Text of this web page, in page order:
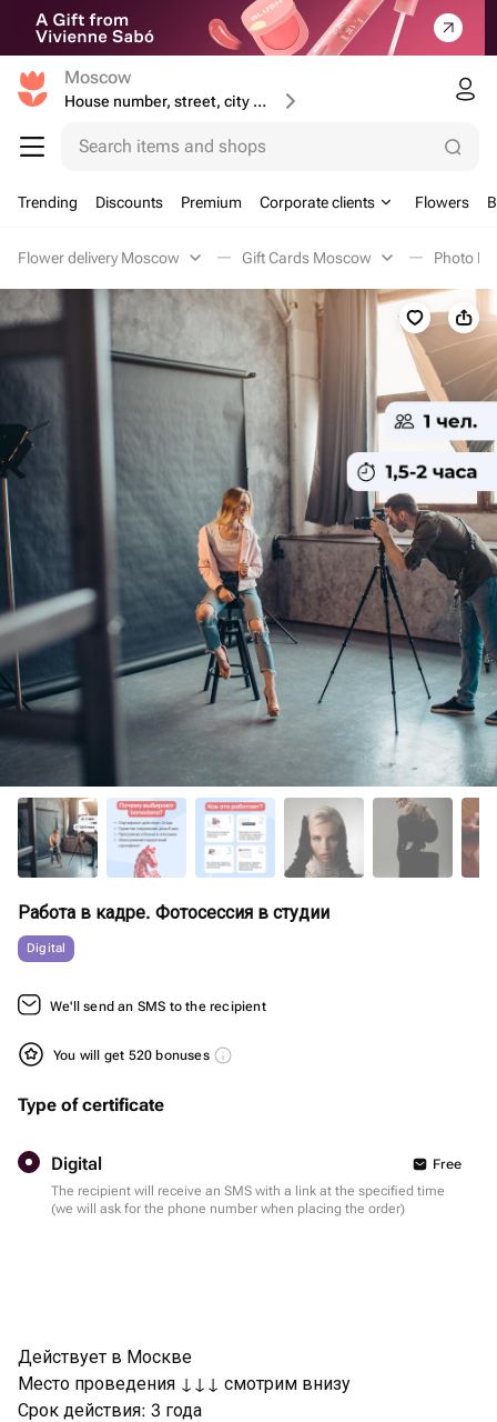
Moscow
House number, street, city or postcode
Search items and shops
Trending Discounts Premium Corporate clients Flowers
Flower delivery Moscow Gift Cards Moscow Photo
Работа в кадре. Фотосессия в студии
Digital
We'll send an SMS to the recipient
You will get 520 bonuses
Type of certificate
Digital
Free
The recipient will receive an SMS with a link at the specified time
(we will ask for the phone number when placing the order)
Действует в Москве
Место проведения ↓↓↓ смотрим внизу
Срок действия: 3 года